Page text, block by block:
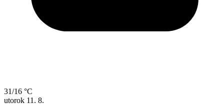
31/16 °C
utorok 11. 8.